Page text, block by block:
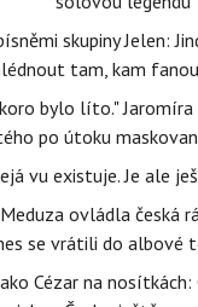
skupiny Jelen:
tam, kam
bylo líto."
po útoku
vu existuje. Je ale
ovládla česká
se vrátili do albové
Cézar na